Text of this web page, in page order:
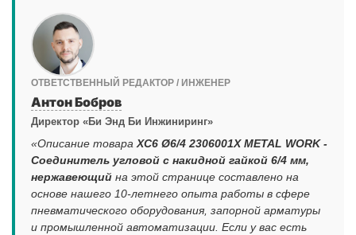
ОТВЕТСТВЕННЫЙ РЕДАКТОР / ИНЖЕНЕР
Антон Бобров
Директор «Би Энд Би Инжиниринг»
«Описание товараXC6 Ø6/4 2306001X METAL WORK -
Соединитель угловой с накидной гайкой 6/4 мм,
нержавеющий на этой странице составлено на
основе нашего 10-летнего опыта работы в сфере
пневматического оборудования, запорной арматуры
и промышленной автоматизации. Если у вас есть